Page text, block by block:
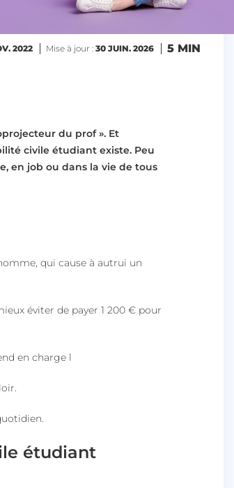
2022 Mise à jour : 30 JUIN. 2026 5 MIN
du prof ». Et
civile étudiant existe. Peu
en job ou dans la vie de tous
qui cause à autrui un
éviter de payer 1 200 € pour
en charge l
étudiant